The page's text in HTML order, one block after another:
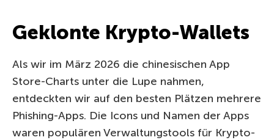
Geklonte Krypto-Wallets
Als wir im März 2026 die chinesischen App
Store-Charts unter die Lupe nahmen,
entdeckten wir auf den besten Plätzen mehrere
Phishing-Apps. Die Icons und Namen der Apps
waren populären Verwaltungstools für Krypto-